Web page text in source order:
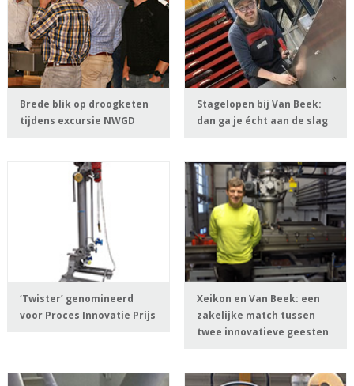
Brede blik op droogketen
tijdens excursie NWGD
Stagelopen bij Van Beek:
dan ga je écht aan de slag
‘Twister’ genomineerd
voor Proces Innovatie Prijs
Xeikon en Van Beek: een
zakelijke match tussen
twee innovatieve geesten